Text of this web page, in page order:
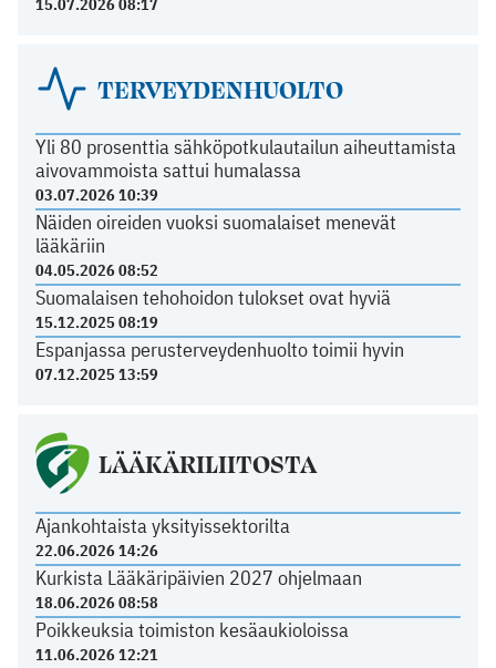
15.07.2026 08:17
TERVEYDENHUOLTO
Yli 80 prosenttia sähköpotkulautailun aiheuttamista
aivovammoista sattui humalassa
03.07.2026 10:39
Näiden oireiden vuoksi suomalaiset menevät
lääkäriin
04.05.2026 08:52
Suomalaisen tehohoidon tulokset ovat hyviä
15.12.2025 08:19
Espanjassa perusterveydenhuolto toimii hyvin
07.12.2025 13:59
LÄÄKÄRILIITOSTA
Ajankohtaista yksityissektorilta
22.06.2026 14:26
Kurkista Lääkäripäivien 2027 ohjelmaan
18.06.2026 08:58
Poikkeuksia toimiston kesäaukioloissa
11.06.2026 12:21